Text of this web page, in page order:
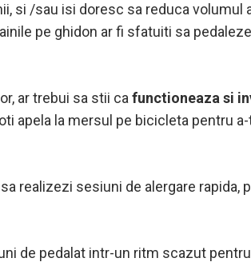
si /sau isi doresc sa reduca volumul
pe ghidon ar fi sfatuiti sa
ar trebui sa stii ca functioneaza si
apela la mersul pe bicicleta pentru
realizezi sesiuni de alergare rapida,
de pedalat intr-un ritm scazut